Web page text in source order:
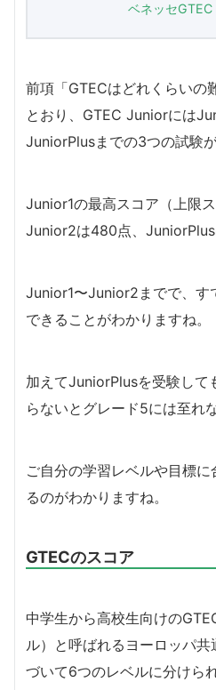
ベネッセ
前項「GTECはどれくらいの
とおり、GTEC Juniorには
JuniorPlusまでの3つの試験が
Junior1の最高スコア（上限
Junior2は480点、JuniorPlus
Junior1〜Junior2までで、す
できることがわかりますね。
加えてJuniorPlusを受験して
らないとグレード5には至れ
ご自分の学習レベルや目標
るのがわかりますね。
GTECのスコア
中学生から高校生向けの
ル）と呼ばれるヨーロッパ
づいて6つのレベルに分けられ